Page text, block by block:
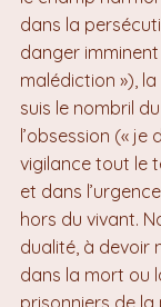
dans la
danger
malédiction »),
suis le nombril
l’obsession (« je
vigilance tout le
et dans
hors du vivant.
dualité, à devoir
dans la mort ou
prisonniers de la